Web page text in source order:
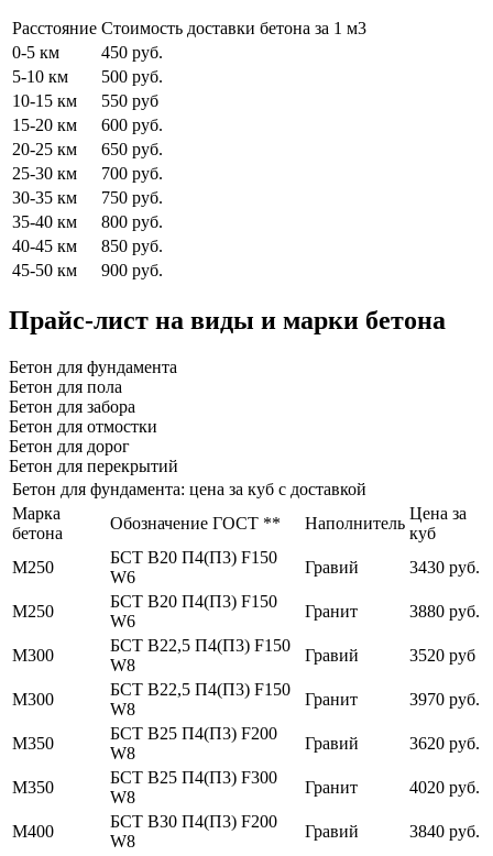
Расстояние Стоимость доставки бетона за 1 м3
0-5 км
450 руб.
5-10 км
500 руб.
10-15 км
550 руб
15-20 км
600 руб.
20-25 км
650 руб.
25-30 км
700 руб.
30-35 км
750 руб.
35-40 км
800 руб.
40-45 км
850 руб.
45-50 км
900 руб.
Прайс-лист на виды и марки бетона
Бетон для фундамента
Бетон для пола
Бетон для забора
Бетон для отмостки
Бетон для дорог
Бетон для перекрытий
Бетон для фундамента: цена за куб с доставкой
Марка
бетона
Обозначение ГОСТ ** Наполнитель
Цена за
куб
М250
БСТ В20 П4(П3) F150
W6
Гравий 3430 руб.
М250
БСТ В20 П4(П3) F150
W6
Гранит 3880 руб.
М300
БСТ В22,5 П4(П3) F150
W8
Гравий 3520 руб
М300
БСТ В22,5 П4(П3) F150
W8
Гранит 3970 руб.
М350
БСТ В25 П4(П3) F200
W8
Гравий 3620 руб.
М350
БСТ В25 П4(П3) F300
W8
Гранит 4020 руб.
М400
БСТ В30 П4(П3) F200
W8
Гравий
3840 руб.